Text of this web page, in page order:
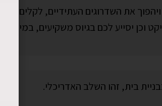
את השדרוגים העתידיים, לקלים לביצוע
וכן יסייע לכם בגיוס משקיעים, במידת
בית, זהו השלב האדריכלי.